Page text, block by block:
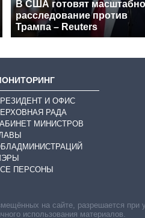
В США готовят
расследование против
Трампа – Reuters
И ОФИС
РАДА
МИНИСТРОВ
ПЕРСОНЫ
на сайте, разрешается при
использования материалов.